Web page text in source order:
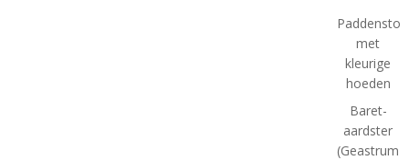
met
kleurige
hoeden
Baret-
aardster
(Geastrum